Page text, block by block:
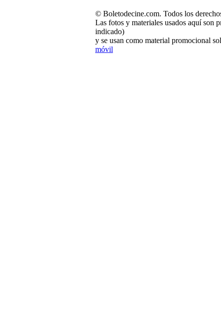
© Boletodecine.com. Todos los
Las fotos y materiales usados aquí son
indicado)
y se usan como material promocional
móvil